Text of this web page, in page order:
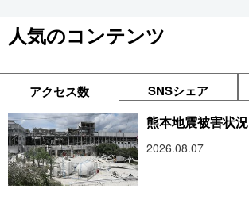
人気のコンテンツ
アクセス数 SNSシェア
熊本地震被害状況
2026.08.07